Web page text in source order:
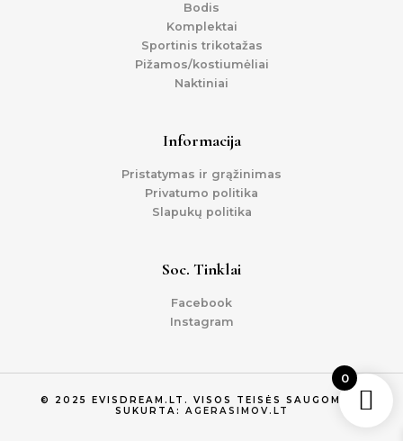
Bodis
Komplektai
Sportinis trikotažas
Pižamos/kostiumėliai
Naktiniai
Informacija
Pristatymas ir grąžinimas
Privatumo politika
Slapukų politika
Soc. Tinklai
Facebook
Instagram
© 2025 EVISDREAM.LT. VISOS TEISĖS SAUGOMOS.
SUKURTA: AGERASIMOV.LT
0